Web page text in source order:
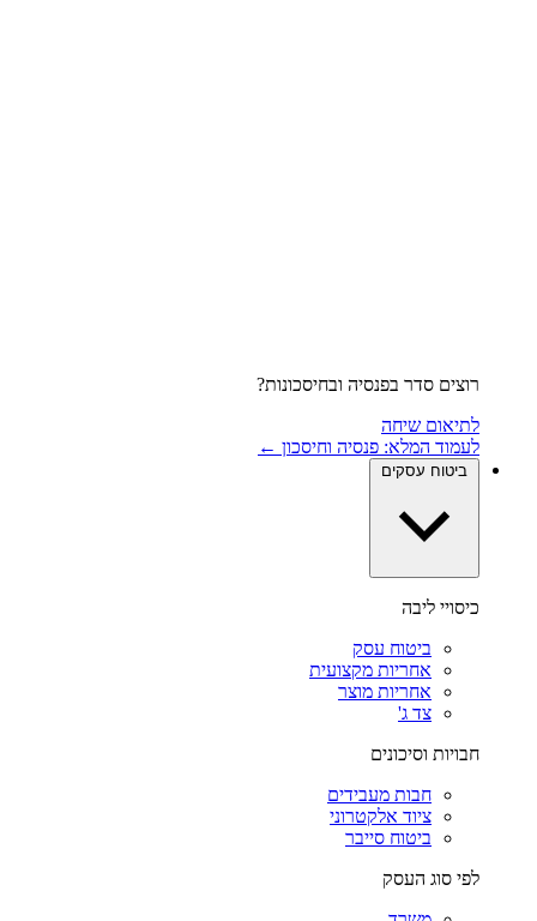
רוצים סדר בפנסיה ובחיסכונות?
לתיאום שיחה
לעמוד המלא: פנסיה וחיסכון ←
ביטוח עסקים
כיסויי ליבה
ביטוח עסק
אחריות מקצועית
אחריות מוצר
צד ג'
חבויות וסיכונים
חבות מעבידים
ציוד אלקטרוני
ביטוח סייבר
לפי סוג העסק